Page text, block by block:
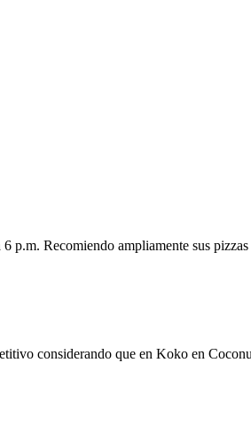
p.m. Recomiendo ampliamente sus pizzas
considerando que en Koko en